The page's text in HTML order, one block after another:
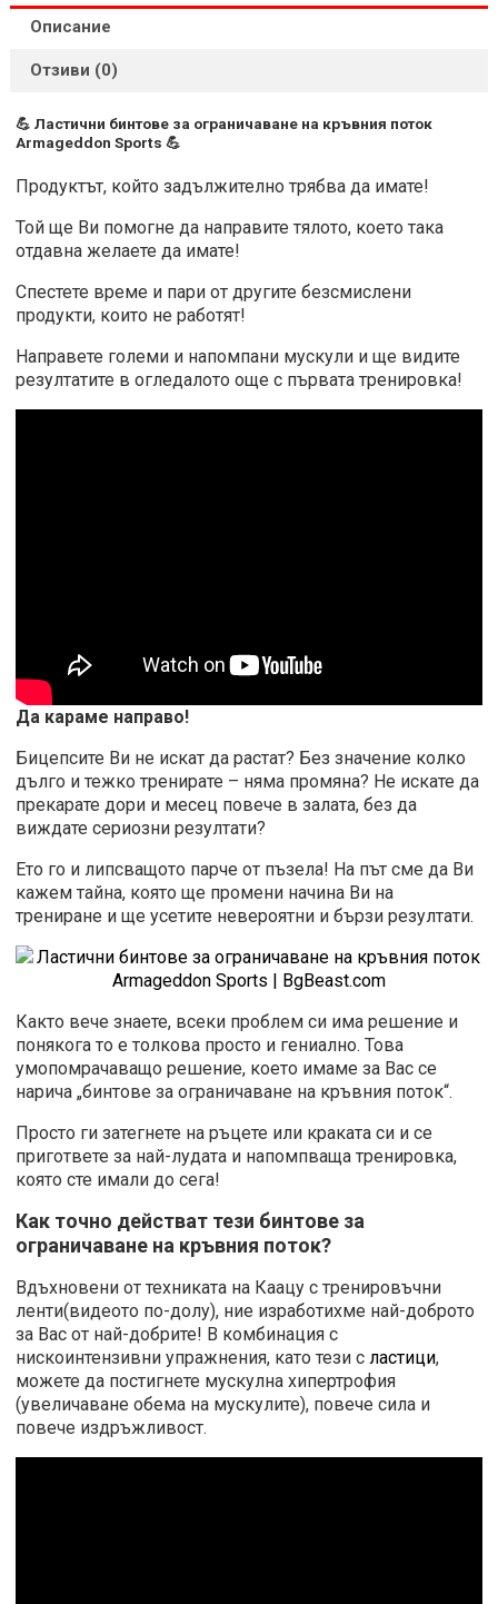
Описание
Отзиви (0)
💪 Ластични бинтове за ограничаване на кръвния поток
Armageddon Sports 💪
Продуктът, който задължително трябва да имате!
Той ще Ви помогне да направите тялото, което така
отдавна желаете да имате!
Спестете време и пари от другите безсмислени
продукти, които не работят!
Направете големи и напомпани мускули и ще видите
резултатите в огледалото още с първата тренировка!
Да караме направо!
Бицепсите Ви не искат да растат? Без значение колко
дълго и тежко тренирате – няма промяна? Не искате да
прекарате дори и месец повече в залата, без да
виждате сериозни резултати?
Ето го и липсващото парче от пъзела! На път сме да Ви
кажем тайна, която ще промени начина Ви на
трениране и ще усетите невероятни и бързи резултати.
Както вече знаете, всеки проблем си има решение и
понякога то е толкова просто и гениално. Това
умопомрачаващо решение, което имаме за Вас се
нарича „бинтове за ограничаване на кръвния поток“.
Просто ги затегнете на ръцете или краката си и се
пригответе за най-лудата и напомпваща тренировка,
която сте имали до сега!
Как точно действат тези бинтове за
ограничаване на кръвния поток?
Вдъхновени от техниката на Каацу с тренировъчни
ленти(видеото по-долу), ние изработихме най-доброто
за Вас от най-добрите! В комбинация с
нискоинтензивни упражнения, като тези сластици,
можете да постигнете мускулна хипертрофия
(увеличаване обема на мускулите), повече сила и
повече издръжливост.